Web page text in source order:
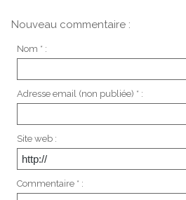
Nouveau commentaire :
Nom * :
Adresse email (non publiée) * :
Site web :
Commentaire * :